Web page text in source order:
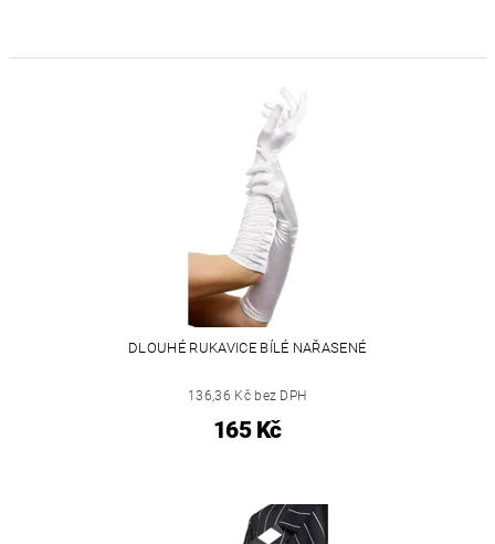
DLOUHÉ RUKAVICE BÍLÉ NAŘASENÉ
136,36 Kč bez DPH
165 Kč